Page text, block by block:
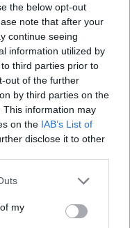
the below opt-out
note that after your
continue seeing
information utilized by
third parties prior to
out of the further
by third parties on the
This information may
on the IAB’s List of
disclose it to other
one or more Google
You may click to
third-party tags to
my
la copertura della
ittico di Palermo,
sulla trasparenza
porta in
e un dettaglio
taccuini degli